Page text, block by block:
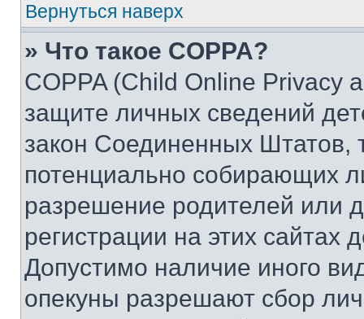
Вернуться наверх
» Что такое COPPA?
COPPA (Child Online Privacy
защите личных сведений
закон Соединенных Штатов,
потенциально собирающих
разрешение родителей или
регистрации на этих сайтах
Допустимо наличие иного
опекуны разрешают сбор